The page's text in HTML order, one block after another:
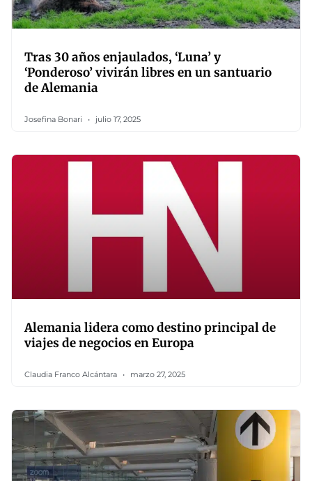
Tras 30 años enjaulados, ‘Luna’ y
‘Ponderoso’ vivirán libres en un santuario
de Alemania
Josefina Bonari julio 17, 2025
Alemania lidera como destino principal de
viajes de negocios en Europa
Claudia Franco Alcántara marzo 27, 2025